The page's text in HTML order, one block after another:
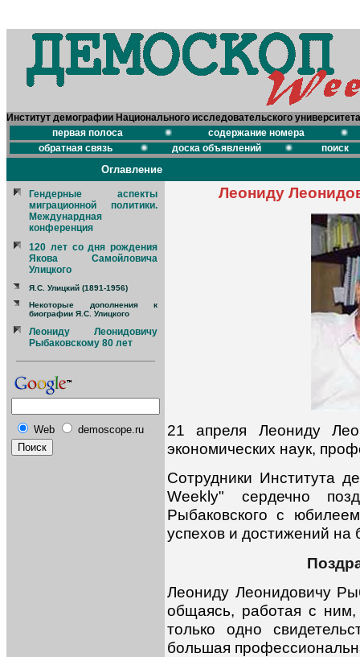
Институт демографии Национального исследовательского
первая полоса
содержание номера
обратная связь
доска объявлений поиск
Оглавление
Гендерные аспекты
миграционной политики.
Междунардная
конференция
120 лет со дня рождения
Якова Самойловича
Улицкого
Я.С. Улицкий (1891-1956)
Некоторые дополнения к
биографии Я.С. Улицкого
Леониду Леонидовичу
Рыбаковскому 80 лет
Web demoscope.ru
Леониду
21 апреля Леониду
экономических наук,
Сотрудники Института
Weekly" сердечно
Рыбаковского с
успехов и достижений на
Леониду Леонидовичу
общаясь, работая с
только одно
большая